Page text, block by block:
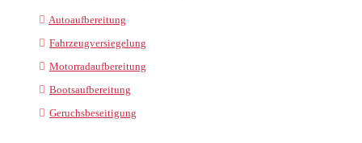
Autoaufbereitung
Fahrzeugversiegelung
Motorradaufbereitung
Bootsaufbereitung
Geruchsbeseitigung